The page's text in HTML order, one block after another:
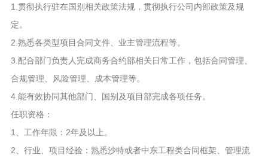
1.贯彻执行驻在国别相关政策法规，贯彻执行公司内部政策及规
定。
2.熟悉各类型项目合同文件、业主管理流程等。
3.配合部门负责人完成商务合约部相关日常工作，包括合同管理、
合规管理、风险管理、成本管理等。
4.能有效协同其他部门、国别及项目部完成各项任务。
任职资格：
1、工作年限：2年及以上。
2、行业、项目经验：熟悉沙特或者中东工程类合同框架、管理流